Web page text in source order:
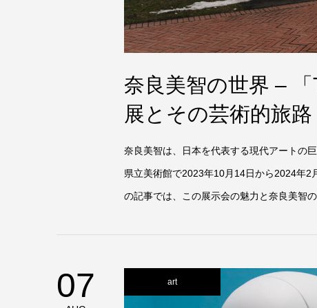
奈良美智の世界 –
展とその芸術的旅路
奈良美智は、日本を代表する現代アートの
県立美術館で2023年10月14日から2024年2
の記事では、この展示会の魅力と奈良美智
07 art